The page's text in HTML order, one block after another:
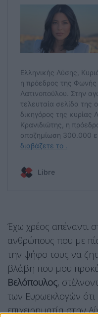
Έχω χρέος απέναντι
ανθρώπους που με
την ψήφο τους να
βλάβη που μου
Βελόπουλος,
των Ευρωεκλογών
επιχειρηματία στην